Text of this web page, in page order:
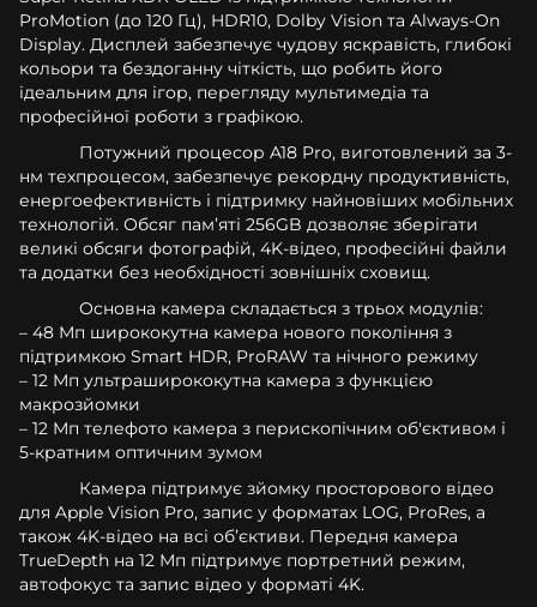
ProMotion (до 120 Гц), HDR10, Dolby Vision та Always-On
Display. Дисплей забезпечує чудову яскравість, глибокі
кольори та бездоганну чіткість, що робить його
ідеальним для ігор, перегляду мультимедіа та
професійної роботи з графікою.
Потужний процесор A18 Pro, виготовлений за 3-
нм техпроцесом, забезпечує рекордну продуктивність,
енергоефективність і підтримку найновіших мобільних
технологій. Обсяг памʼяті 256GB дозволяє зберігати
великі обсяги фотографій, 4K-відео, професійні файли
та додатки без необхідності зовнішніх сховищ.
Основна камера складається з трьох модулів:
– 48 Мп ширококутна камера нового покоління з
підтримкою Smart HDR, ProRAW та нічного режиму
– 12 Мп ультраширококутна камера з функцією
макрозйомки
– 12 Мп телефото камера з перископічним об'єктивом і
5-кратним оптичним зумом
Камера підтримує зйомку просторового відео
для Apple Vision Pro, запис у форматах LOG, ProRes, а
також 4K-відео на всі обʼєктиви. Передня камера
TrueDepth на 12 Мп підтримує портретний режим,
автофокус та запис відео у форматі 4K.